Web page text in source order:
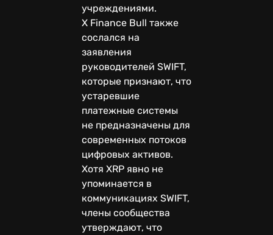
учреждениями.
X Finance Bull также
сослался на
заявления
руководителей SWIFT,
которые признают, что
устаревшие
платежные системы
не предназначены для
современных потоков
цифровых активов.
Хотя XRP явно не
упоминается в
коммуникациях SWIFT,
члены сообщества
утверждают, что